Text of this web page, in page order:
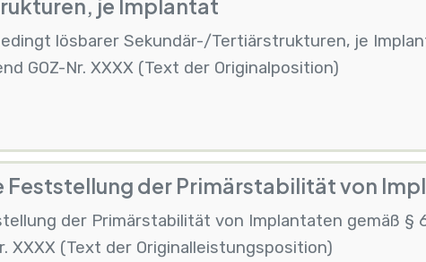
je Implantat
lösbarer Sekundär-/Tertiärstrukturen, je
GOZ-Nr. XXXX (Text der Originalposition)
Feststellung der Primärstabilität von
der Primärstabilität von Implantaten gemäß §
XXXX (Text der Originalleistungsposition)